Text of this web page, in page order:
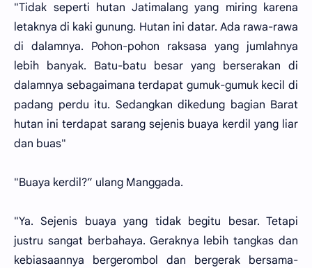
"Tidak seperti hutan Jatimalang yang miring karena
letaknya di kaki gunung. Hutan ini datar. Ada rawa-rawa
di dalamnya. Pohon-pohon raksasa yang jumlahnya
lebih banyak. Batu-batu besar yang berserakan di
dalamnya sebagaimana terdapat gumuk-gumuk kecil di
padang perdu itu. Sedangkan dikedung bagian Barat
hutan ini terdapat sarang sejenis buaya kerdil yang liar
dan buas"
"Buaya kerdil?” ulang Manggada.
"Ya. Sejenis buaya yang tidak begitu besar. Tetapi
justru sangat berbahaya. Geraknya lebih tangkas dan
kebiasaannya bergerombol dan bergerak bersama-